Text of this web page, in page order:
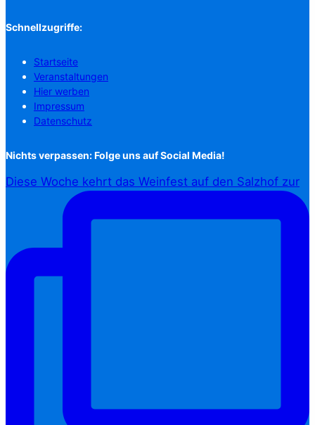
Schnellzugriffe:
Startseite
Veranstaltungen
Hier werben
Impressum
Datenschutz
Nichts verpassen: Folge uns auf Social Media!
Diese Woche kehrt das Weinfest auf den Salzhof zur